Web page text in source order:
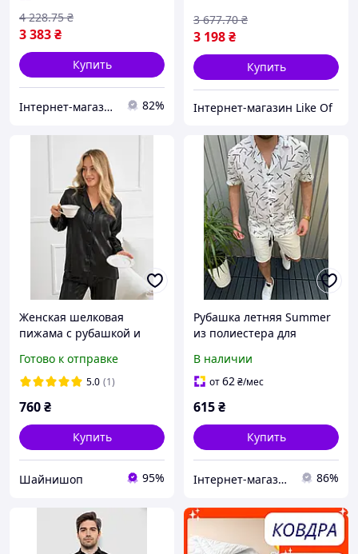
дышащий материал
3 383₴
4 228.75 ₴
Купить
Інтернет-магазин TOOLS MAX 82%
3 198₴
3 677.70 ₴
Купить
Інтернет-магазин Like Of
Женская шелковая
пижама с рубашкой и
атласная пижама двойка,
свободный крой
Готово к отправке
5.0 (1)
760₴
Купить
Шайнишоп 95%
Рубашка летняя Summer
из полиестера для
теплую погоду с легким и
дышащим материалом
В наличии
от62₴/мес
615₴
Купить
Інтернет-магазин Cool Top 86%